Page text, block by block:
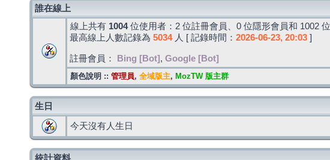
誰在線上
線上共有 1004位使用者：2 位註冊會員、0 位隱形會員和 1002
最高線上人數記錄為 5034人 [ 記錄時間： 2026-06-23, 20:03 ]
註冊會員： Bing [Bot] , Google [Bot]
顏色說明 :: 管理員, 全域版主, MozTW 版主群
生日
今天沒有人生日